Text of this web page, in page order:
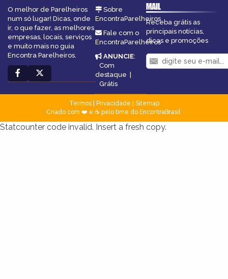
O melhor de Parelheiros
num só lugar! Dicas, onde
ir, o que fazer, as melhores
empresas, locais, serviços
e muito mais no guia
Encontra Parelheiros.
Sobre
EncontraParelheiros
Fale com o
EncontraParelheiros
ANUNCIE:
Com
destaque |
Grátis
MAIL
Receba grátis as
principais notícias,
dicas e promoções
Termos| Privacidade
Sitemap
Criado com ❤️ e ☕ pelo time do EncontraBrasil
Statcounter code invalid. Insert a fresh copy.